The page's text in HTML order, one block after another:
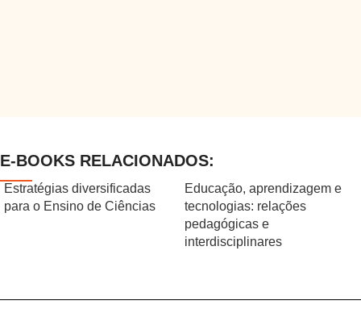
E-BOOKS RELACIONADOS:
Estratégias diversificadas
para o Ensino de Ciências
Educação, aprendizagem e
tecnologias: relações
pedagógicas e
interdisciplinares